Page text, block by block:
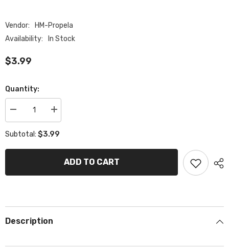
Vendor:
HM-Propela
Availability:
In Stock
$3.99
Quantity:
Decrease
quantity
Inferno
Increase
quantity
Inferno
Ring
Subtotal: $3.99
ADD TO CART
Description